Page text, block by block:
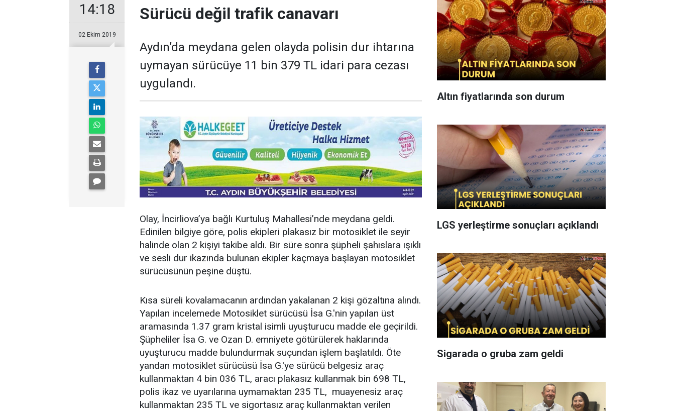
14:18
02 Ekim 2019
Sürücü değil trafik canavarı
Aydın’da meydana gelen olayda polisin dur ihtarına
uymayan sürücüye 11 bin 379 TL idari para cezası
uygulandı.
Olay, İncirliova’ya bağlı Kurtuluş Mahallesi’nde meydana geldi.
Edinilen bilgiye göre, polis ekipleri plakasız bir motosiklet ile seyir
halinde olan 2 kişiyi takibe aldı. Bir süre sonra şüpheli şahıslara ışıklı
ve sesli dur ikazında bulunan ekipler kaçmaya başlayan motosiklet
sürücüsünün peşine düştü.
Kısa süreli kovalamacanın ardından yakalanan 2 kişi gözaltına alındı.
Yapılan incelemede Motosiklet sürücüsü İsa G.'nin yapılan üst
aramasında 1.37 gram kristal isimli uyuşturucu madde ele geçirildi.
Şüpheliler İsa G. ve Ozan D. emniyete götürülerek haklarında
uyuşturucu madde bulundurmak suçundan işlem başlatıldı. Öte
yandan motosiklet sürücüsü İsa G.'ye sürücü belgesiz araç
kullanmaktan 4 bin 036 TL, aracı plakasız kullanmak bin 698 TL,
polis ikaz ve uyarılarına uymamaktan 235 TL, muayenesiz araç
kullanmaktan 235 TL ve sigortasız araç kullanmaktan verilen
Altın fiyatlarında son durum
LGS yerleştirme sonuçları açıklandı
Sigarada o gruba zam geldi